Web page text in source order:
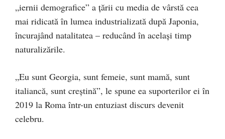
„iernii demografice” a ţării cu media de vârstă cea
mai ridicată în lumea industrializată după Japonia,
încurajând natalitatea – reducând în acelaşi timp
naturalizările.
„Eu sunt Georgia, sunt femeie, sunt mamă, sunt
italiancă, sunt creştină”, le spune ea suporterilor ei în
2019 la Roma într-un entuziast discurs devenit
celebru.